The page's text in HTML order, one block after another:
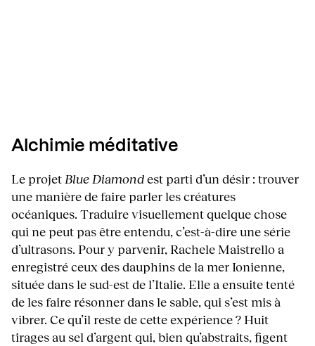
Alchimie méditative
Le projet Blue Diamondest parti d’un désir : trouver
une manière de faire parler les créatures
océaniques. Traduire visuellement quelque chose
qui ne peut pas être entendu, c’est-à-dire une série
d’ultrasons. Pour y parvenir, Rachele Maistrello a
enregistré ceux des dauphins de la mer Ionienne,
située dans le sud-est de l’Italie. Elle a ensuite tenté
de les faire résonner dans le sable, qui s’est mis à
vibrer. Ce qu’il reste de cette expérience ? Huit
tirages au sel d’argent qui, bien qu’abstraits, figent